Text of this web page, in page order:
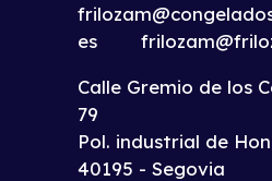
es
Calle Gremio de los
79
Pol. industrial de
40195 - Segovia